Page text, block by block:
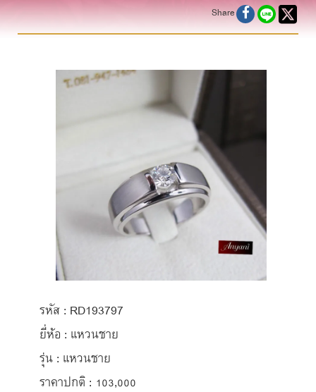
Share
รหัส : RD193797
ยี่ห้อ : แหวนชาย
รุ่น : แหวนชาย
ราคาปกติ : 103,000